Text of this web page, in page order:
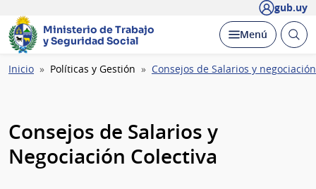
gub.uy
Ministerio de Trabajo
y Seguridad Social
Desplegar
Menú Abrir
Ruta
Inicio Políticas y Gestión Consejos de Salarios y
Consejos de Salarios y
Negociación Colectiva